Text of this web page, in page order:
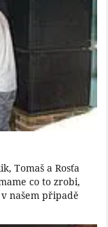
Tomaš a Rosťa
co to zrobi,
našem připadě